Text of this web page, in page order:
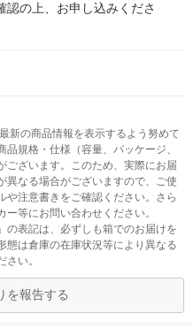
認の上、お申し込みくださ
新の商品情報を表示するよう努めて
規格・仕様（容量、パッケージ、
ございます。このため、実際にお届
異なる場合がございますので、ご使
や注意書きをご確認ください。さら
等にお問い合わせください。
の表記は、必ずしも箱でのお届けを
態は倉庫の在庫状況等により異なる
い。
を報告する